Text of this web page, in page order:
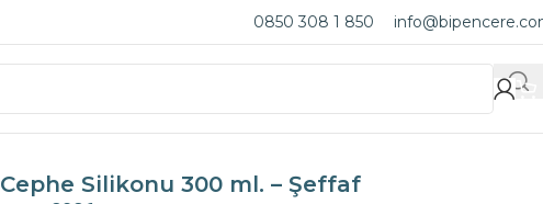
0850 308 1 850
Silikonu 300 ml. – Şeffaf